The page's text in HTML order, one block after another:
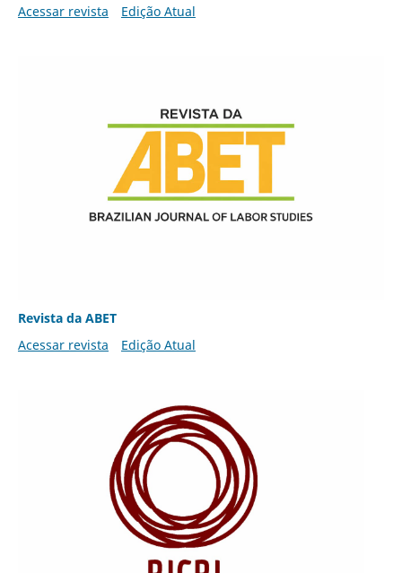
Acessar revista Edição Atual
Revista da ABET
Acessar revista
Edição Atual